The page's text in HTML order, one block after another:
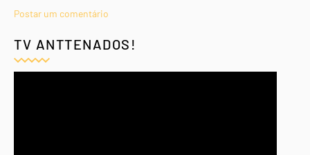
Postar um comentário
TV ANTTENADOS!